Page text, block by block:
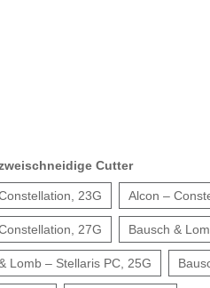
Cutter
23G Alcon –
27G Bausch &
Lomb – Stellaris PC, 25G